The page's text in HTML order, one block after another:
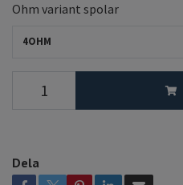
Ohm variant spolar
4OHM
Dela